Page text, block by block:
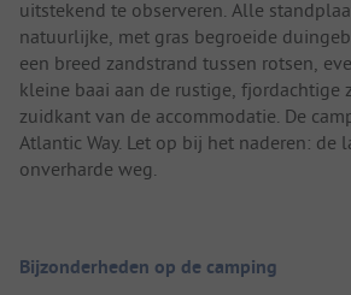
uitstekend te observeren. Alle
natuurlijke, met gras begroeide
een breed zandstrand tussen rotsen,
kleine baai aan de rustige, fjordachtige
zuidkant van de accommodatie. De
Atlantic Way. Let op bij het naderen: de
onverharde weg.
Bijzonderheden op de camping